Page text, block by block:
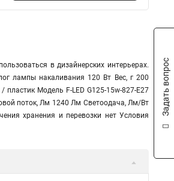
в дизайнерских интерьерах.
лампы накаливания 120 Вт Вес, г 200
Модель F-LED G125-15w-827-E27
поток, Лм 1240 Лм Светоодача, Лм/Вт
хранения и перевозки нет Условия
Задать вопрос